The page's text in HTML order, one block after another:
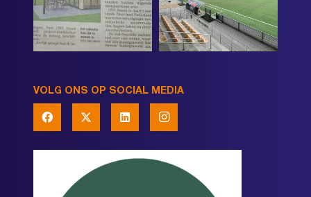
VOLG ONS OP SOCIAL MEDIA